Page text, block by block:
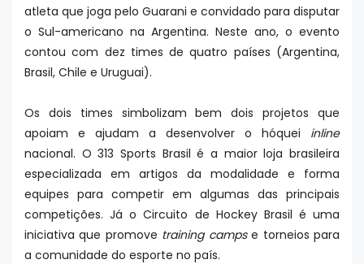
atleta que joga pelo Guarani e convidado para disputar
o Sul-americano na Argentina. Neste ano, o evento
contou com dez times de quatro países (Argentina,
Brasil, Chile e Uruguai).
Os dois times simbolizam bem dois projetos que
apoiam e ajudam a desenvolver o hóquei inline
nacional. O 313 Sports Brasil é a maior loja brasileira
especializada em artigos da modalidade e forma
equipes para competir em algumas das principais
competições. Já o Circuito de Hockey Brasil é uma
iniciativa que promove training campse torneios para
a comunidade do esporte no país.